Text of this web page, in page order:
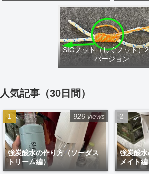
SIGノット（しぐノット）
バージョン
人気記事（30日間）
強炭酸水の作り方（ソーダス
トリーム編）
926 views
強炭酸
メイト